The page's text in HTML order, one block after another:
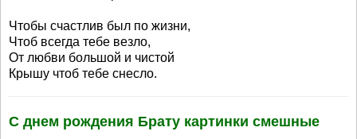
Чтобы счастлив был по жизни,
Чтоб всегда тебе везло,
От любви большой и чистой
Крышу чтоб тебе снесло.
С днем рождения Брату картинки смешные